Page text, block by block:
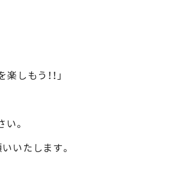
しもう！！」
。
いたします。